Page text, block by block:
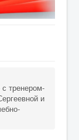
тренером-
и